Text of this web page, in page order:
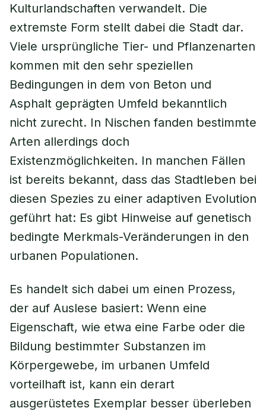
Kulturlandschaften verwandelt. Die
extremste Form stellt dabei die Stadt dar.
Viele ursprüngliche Tier- und Pflanzenarten
kommen mit den sehr speziellen
Bedingungen in dem von Beton und
Asphalt geprägten Umfeld bekanntlich
nicht zurecht. In Nischen fanden bestimmte
Arten allerdings doch
Existenzmöglichkeiten. In manchen Fällen
ist bereits bekannt, dass das Stadtleben bei
diesen Spezies zu einer adaptiven Evolution
geführt hat: Es gibt Hinweise auf genetisch
bedingte Merkmals-Veränderungen in den
urbanen Populationen.
Es handelt sich dabei um einen Prozess,
der auf Auslese basiert: Wenn eine
Eigenschaft, wie etwa eine Farbe oder die
Bildung bestimmter Substanzen im
Körpergewebe, im urbanen Umfeld
vorteilhaft ist, kann ein derart
ausgerüstetes Exemplar besser überleben